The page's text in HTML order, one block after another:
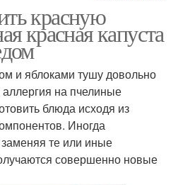
Краснокочанная капуста
Капуста с кабачком
красную
красная капуста
и яблоками тушу довольно
на пчелиные
блюда исходя из
Иногда
те или иные
совершенно новые